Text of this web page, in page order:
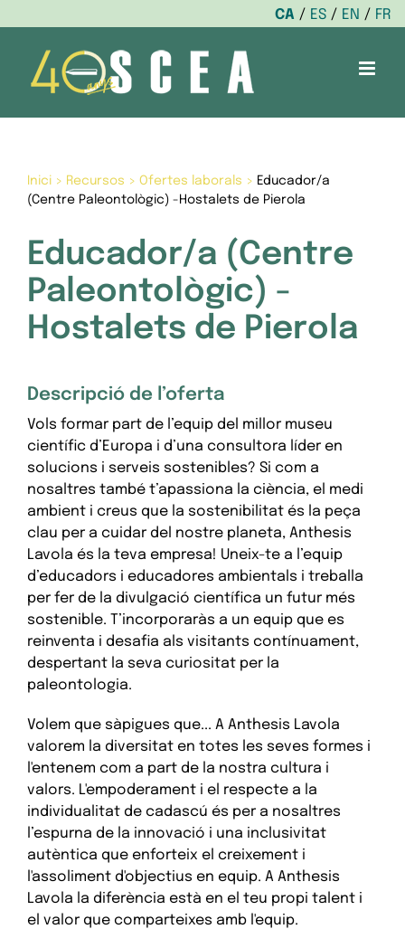
CA ES EN
FR
content
Inici> Recursos > Ofertes laborals > Educador/a
(Centre Paleontològic) -Hostalets de Pierola
Educador/a (Centre
Paleontològic) -
Hostalets de Pierola
Descripció de l’oferta
Vols formar part de l’equip del millor museu
científic d’Europa i d’una consultora líder en
solucions i serveis sostenibles? Si com a
nosaltres també t’apassiona la ciència, el medi
ambient i creus que la sostenibilitat és la peça
clau per a cuidar del nostre planeta, Anthesis
Lavola és la teva empresa! Uneix-te a l’equip
d’educadors i educadores ambientals i treballa
per fer de la divulgació científica un futur més
sostenible. T’incorporaràs a un equip que es
reinventa i desafia als visitants contínuament,
despertant la seva curiositat per la
paleontologia.
Volem que sàpigues que... A Anthesis Lavola
valorem la diversitat en totes les seves formes i
l'entenem com a part de la nostra cultura i
valors. L'empoderament i el respecte a la
individualitat de cadascú és per a nosaltres
l’espurna de la innovació i una inclusivitat
autèntica que enforteix el creixement i
l'assoliment d'objectius en equip. A Anthesis
Lavola la diferència està en el teu propi talent i
el valor que comparteixes amb l'equip.